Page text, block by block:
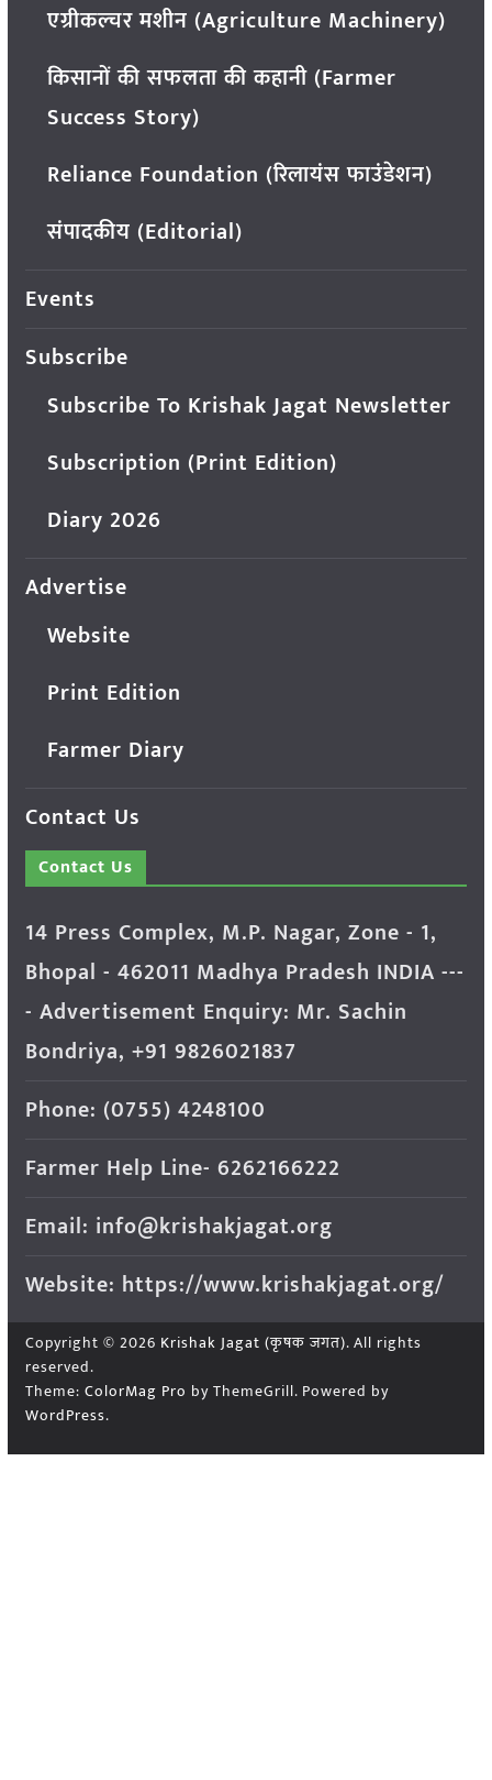
एग्रीकल्चर मशीन (Agriculture Machinery)
किसानों की सफलता की कहानी (Farmer
Success Story)
Reliance Foundation (रिलायंस फाउंडेशन)
संपादकीय (Editorial)
Events
Subscribe
Subscribe To Krishak Jagat Newsletter
Subscription (Print Edition)
Diary 2026
Advertise
Website
Print Edition
Farmer Diary
Contact Us
Contact Us
14 Press Complex, M.P. Nagar, Zone - 1,
Bhopal - 462011 Madhya Pradesh INDIA ---
- Advertisement Enquiry: Mr. Sachin
Bondriya, +91 9826021837
Phone: (0755) 4248100
Farmer Help Line- 6262166222
Email: info@krishakjagat.org
Website: https://www.krishakjagat.org/
Copyright © 2026 Krishak Jagat (कृषक जगत). All rights
reserved.
Theme: ColorMag Pro by ThemeGrill. Powered by
WordPress.